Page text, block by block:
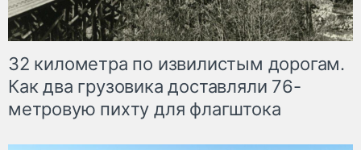
32 километра по извилистым дорогам.
Как два грузовика доставляли 76-
метровую пихту для флагштока